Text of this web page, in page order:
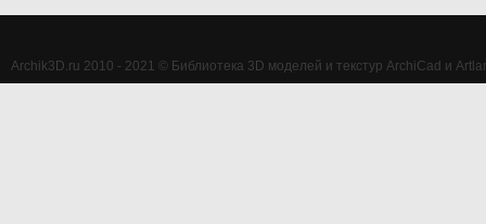
Archik3D.ru 2010 - 2021 © Библиотека 3D моделей и текстур ArchiCad и